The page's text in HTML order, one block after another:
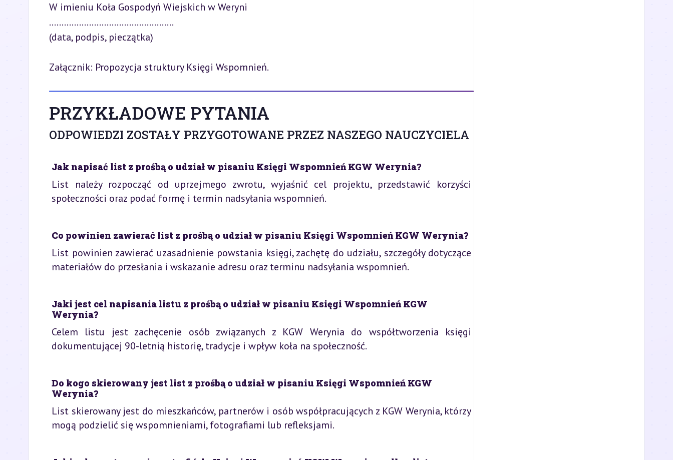
W imieniu Koła Gospodyń Wiejskich w Weryni
..................................................
(data, podpis, pieczątka)
Załącznik: Propozycja struktury Księgi Wspomnień.
PRZYKŁADOWE PYTANIA
ODPOWIEDZI ZOSTAŁY PRZYGOTOWANE PRZEZ NASZEGO NAUCZYCIELA
Jak napisać list z prośbą o udział w pisaniu Księgi Wspomnień KGW Werynia?
List należy rozpocząć od uprzejmego zwrotu, wyjaśnić cel projektu, przedstawić korzyści
społeczności oraz podać formę i termin nadsyłania wspomnień.
Co powinien zawierać list z prośbą o udział w pisaniu Księgi Wspomnień KGW Werynia?
List powinien zawierać uzasadnienie powstania księgi, zachętę do udziału, szczegóły dotyczące
materiałów do przesłania i wskazanie adresu oraz terminu nadsyłania wspomnień.
Jaki jest cel napisania listu z prośbą o udział w pisaniu Księgi Wspomnień KGW
Werynia?
Celem listu jest zachęcenie osób związanych z KGW Werynia do współtworzenia księgi
dokumentującej 90-letnią historię, tradycje i wpływ koła na społeczność.
Do kogo skierowany jest list z prośbą o udział w pisaniu Księgi Wspomnień KGW
Werynia?
List skierowany jest do mieszkańców, partnerów i osób współpracujących z KGW Werynia, którzy
mogą podzielić się wspomnieniami, fotografiami lub refleksjami.